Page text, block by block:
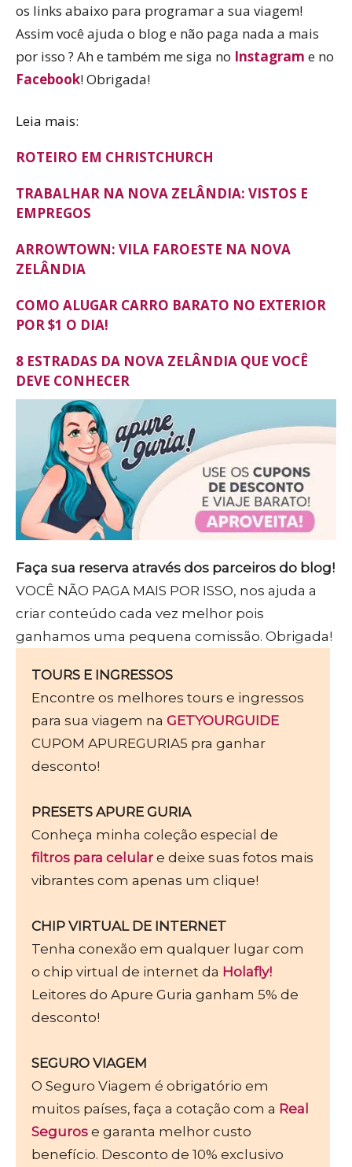
os links abaixo para programar a sua viagem!
Assim você ajuda o blog e não paga nada a mais
por isso ? Ah e também me siga no Instagram e no
Facebook! Obrigada!
Leia mais:
ROTEIRO EM CHRISTCHURCH
TRABALHAR NA NOVA ZELÂNDIA: VISTOS E
EMPREGOS
ARROWTOWN: VILA FAROESTE NA NOVA
ZELÂNDIA
COMO ALUGAR CARRO BARATO NO EXTERIOR
POR $1 O DIA!
8 ESTRADAS DA NOVA ZELÂNDIA QUE VOCÊ
DEVE CONHECER
Faça sua reserva através dos parceiros do blog!
VOCÊ NÃO PAGA MAIS POR ISSO, nos ajuda a
criar conteúdo cada vez melhor pois
ganhamos uma pequena comissão. Obrigada!
TOURS E INGRESSOS
Encontre os melhores tours e ingressos
para sua viagem naGETYOURGUIDE
CUPOM APUREGURIA5 pra ganhar
desconto!
PRESETS APURE GURIA
Conheça minha coleção especial de
filtros para celular e deixe suas fotos mais
vibrantes com apenas um clique!
CHIP VIRTUAL DE INTERNET
Tenha conexão em qualquer lugar com
o chip virtual de internet da Holafly!
Leitores do Apure Guria ganham 5% de
desconto!
SEGURO VIAGEM
O Seguro Viagem é obrigatório em
muitos países, faça a cotação com a Real
Seguros e garanta melhor custo
benefício. Desconto de 10% exclusivo